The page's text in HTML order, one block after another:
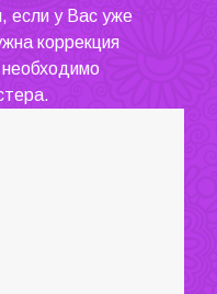
если у Вас уже
коррекция